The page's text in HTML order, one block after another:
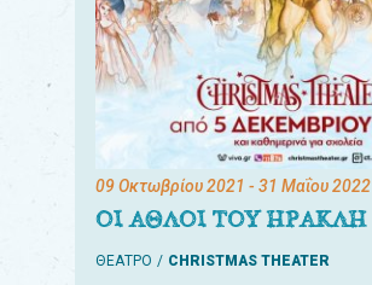
09 Οκτωβρίου 2021 - 31 Μαΐου 2022
ΟΙ ΑΘΛΟΙ ΤΟΥ ΗΡΑΚΛΗ
ΘΕΑΤΡΟ CHRISTMAS THEATER